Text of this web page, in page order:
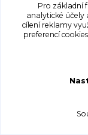
Vzor s
Pro základní
analytické účely
cílení reklamy
preferencí